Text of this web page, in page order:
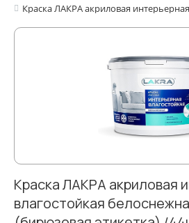
Краска ЛАКРА акриловая
влагостойкая